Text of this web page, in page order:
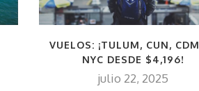
VUELOS: ¡TULUM, CUN,
NYC DESDE $4,196!
julio 22, 2025